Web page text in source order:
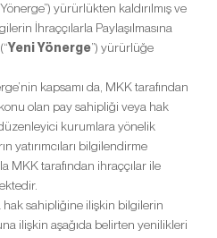
yürürlükten kaldırılmış ve
İhraççılarla Paylaşılmasına
Yeni Yönerge”) yürürlüğe
kapsamı da, MKK tarafından
olan pay sahipliği veya hak
kurumlara yönelik
yatırımcıları bilgilendirme
MKK tarafından ihraççılar ile
sahipliğine ilişkin bilgilerin
ilişkin aşağıda belirten yenilikleri